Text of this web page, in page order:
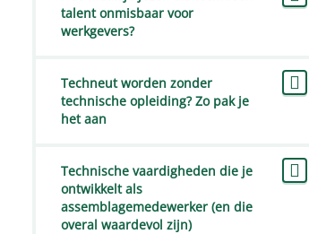
talent onmisbaar voor
werkgevers?
Techneut worden zonder
technische opleiding? Zo pak je
het aan
Technische vaardigheden die je
ontwikkelt als
assemblagemedewerker (en die
overal waardevol zijn)